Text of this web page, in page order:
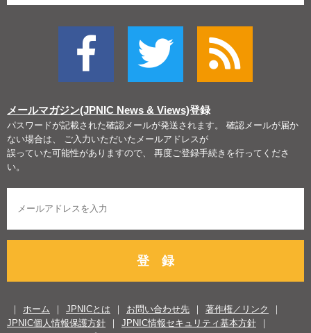
メールマガジン(JPNIC News & Views)登録
パスワードが記載された確認メールが発送されます。 確認メールが届か
ない場合は、 ご入力いただいたメールアドレスが
誤っていた可能性がありますので、 再度ご登録手続きを行ってくださ
い。
登 録
ホーム JPNICとは お問い合わせ先
著作権／リンク
JPNIC個人情報保護方針
JPNIC情報セキュリティ基本方針